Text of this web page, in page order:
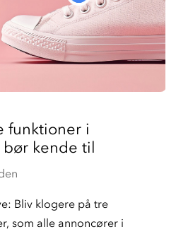
funktioner i
kende til
Bliv klogere på tre
som alle annoncører i